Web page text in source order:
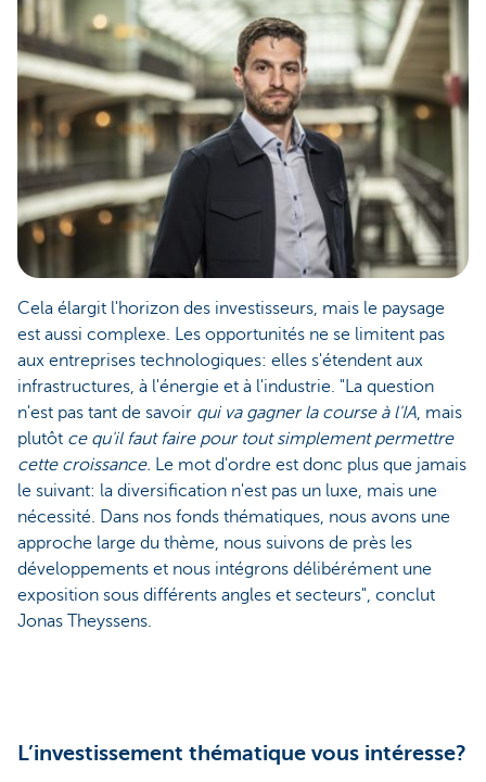
Cela élargit l'horizon des investisseurs, mais le paysage
est aussi complexe. Les opportunités ne se limitent pas
aux entreprises technologiques: elles s'étendent aux
infrastructures, à l'énergie et à l'industrie. "La question
n'est pas tant de savoir qui va gagner la course à l'IA , mais
plutôt ce qu'il faut faire pour tout simplement permettre
cette croissance. Le mot d'ordre est donc plus que jamais
le suivant: la diversification n'est pas un luxe, mais une
nécessité. Dans nos fonds thématiques, nous avons une
approche large du thème, nous suivons de près les
développements et nous intégrons délibérément une
exposition sous différents angles et secteurs", conclut
Jonas Theyssens.
L’investissement thématique vous intéresse?